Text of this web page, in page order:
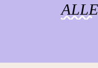
ALLE